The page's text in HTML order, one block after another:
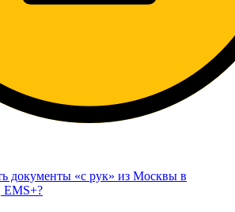
документы «с рук» из Москвы в